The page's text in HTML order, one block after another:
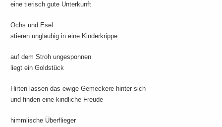
eine tierisch gute Unterkunft
Ochs und Esel
stieren ungläubig in eine Kinderkrippe
auf dem Stroh ungesponnen
liegt ein Goldstück
Hirten lassen das ewige Gemeckere hinter sich
und finden eine kindliche Freude
himmlische Überflieger